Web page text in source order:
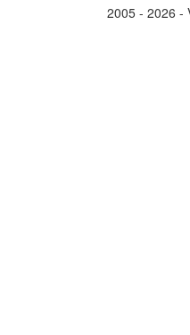
2005 - 2026 -